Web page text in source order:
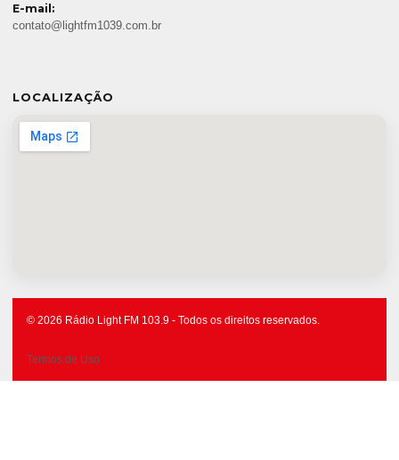
E-mail:
contato@lightfm1039.com.br
LOCALIZAÇÃO
© 2026 Rádio Light FM 103.9 - Todos os direitos reservados.
Termos de Uso